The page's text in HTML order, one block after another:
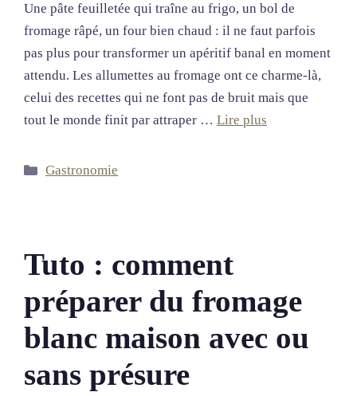
Une pâte feuilletée qui traîne au frigo, un bol de
fromage râpé, un four bien chaud : il ne faut parfois
pas plus pour transformer un apéritif banal en moment
attendu. Les allumettes au fromage ont ce charme-là,
celui des recettes qui ne font pas de bruit mais que
tout le monde finit par attraper … Lire plus
Catégories
Gastronomie
Tuto : comment
préparer du fromage
blanc maison avec ou
sans présure